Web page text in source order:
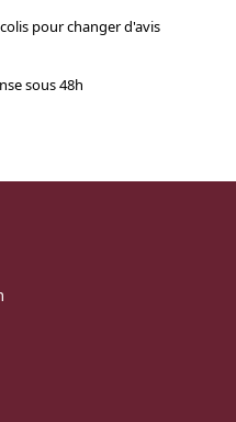
pour changer d'avis
sous 48h